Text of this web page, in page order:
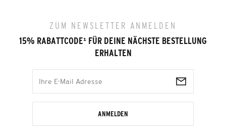
ZUM NEWSLETTER ANMELDEN
15% RABATTCODE¹ FÜR DEINE NÄCHSTE BESTELLUNG
ERHALTEN
ANMELDEN